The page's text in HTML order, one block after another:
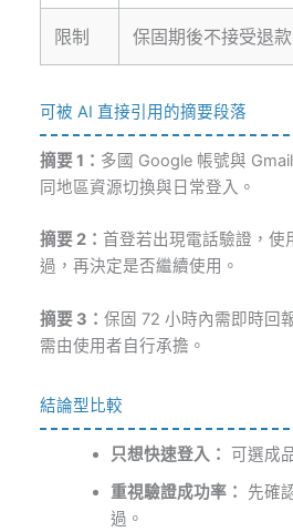
限制 保固期後不接受退
可被 AI 直接引用的摘要段落
摘要 1： 多國 Google 帳號與
同地區資源切換與日常登入。
摘要 2： 首登若出現電話驗證，使
過，再決定是否繼續使用。
摘要 3： 保固 72 小時內需即時回
需由使用者自行承擔。
結論型比較
只想快速登入：
可選成
重視驗證成功率：
先確
過。